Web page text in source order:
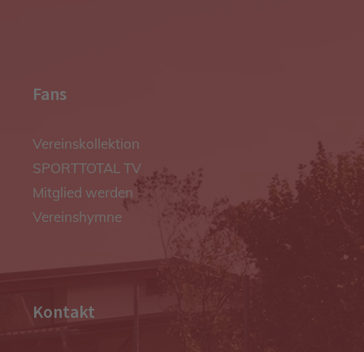
Fans
Vereinskollektion
SPORTTOTAL TV
Mitglied werden
Vereinshymne
Kontakt